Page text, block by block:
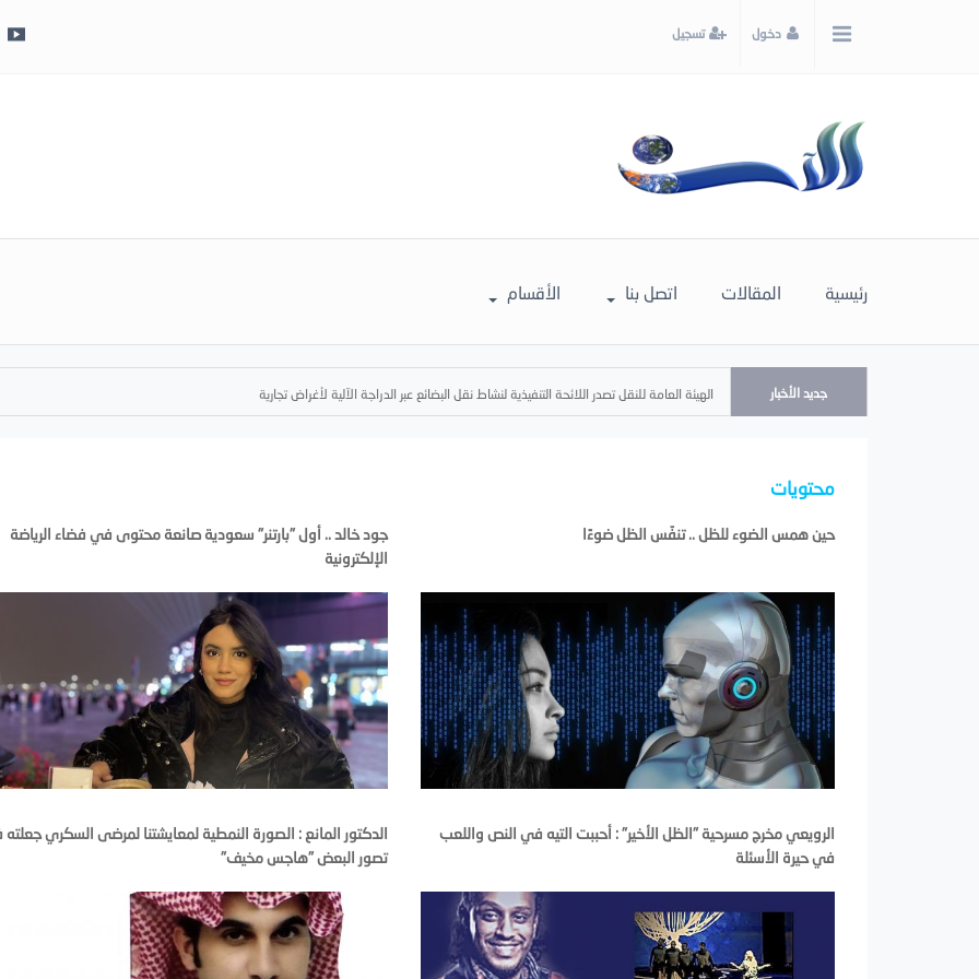
دخول تسجيل
رئيسية المقالات اتصل بنا الأقسام
جديد الأخبار الهيئة العامة للنقل تصدر اللائحة التنفيذية لنشاط نقل البضائع عبر الدراجة الآلية لأغراض تجارية
محتويات
حين همس الضوء للظل .. تنفّس الظل ضوءًا
جود خالد .. أول "بارتنر" سعودية صانعة محتوى في فضاء الرياضة
الإلكترونية
الرويعي مخرج مسرحية "الظل الأخير" : أحببت التيه في النص واللعب
في حيرة الأسئلة
الدكتور المانع : الصورة النمطية لمعايشتنا لمرضى السكري
تصور البعض "هاجس مخيف"